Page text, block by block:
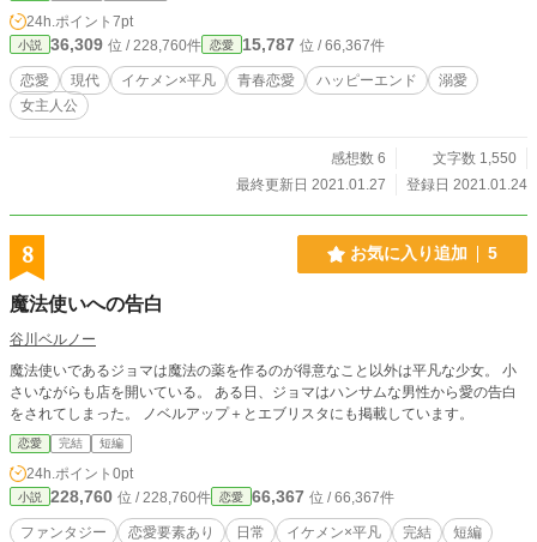
24h.ポイント 7pt
小説 36,309 位 / 228,760件 恋愛 15,787 位 / 66,367件
恋愛 現代 イケメン×平凡 青春恋愛 ハッピーエンド
溺愛
女主人公
感想数 6
文字数 1,550
最終更新日 2021.01.27
登録日 2021.01.24
8 お気に入り追加 5
魔法使いへの告白
谷川ベルノー
魔法使いであるジョマは魔法の薬を作るのが得意なこと以外は平凡な少女。 小
さいながらも店を開いている。 ある日、ジョマはハンサムな男性から愛の告白
をされてしまった。 ノベルアップ＋とエブリスタにも掲載しています。
恋愛 完結 短編
24h.ポイント 0pt
小説 228,760 位 / 228,760件 恋愛 66,367 位 / 66,367件
ファンタジー 恋愛要素あり 日常 イケメン×平凡 完結
短編